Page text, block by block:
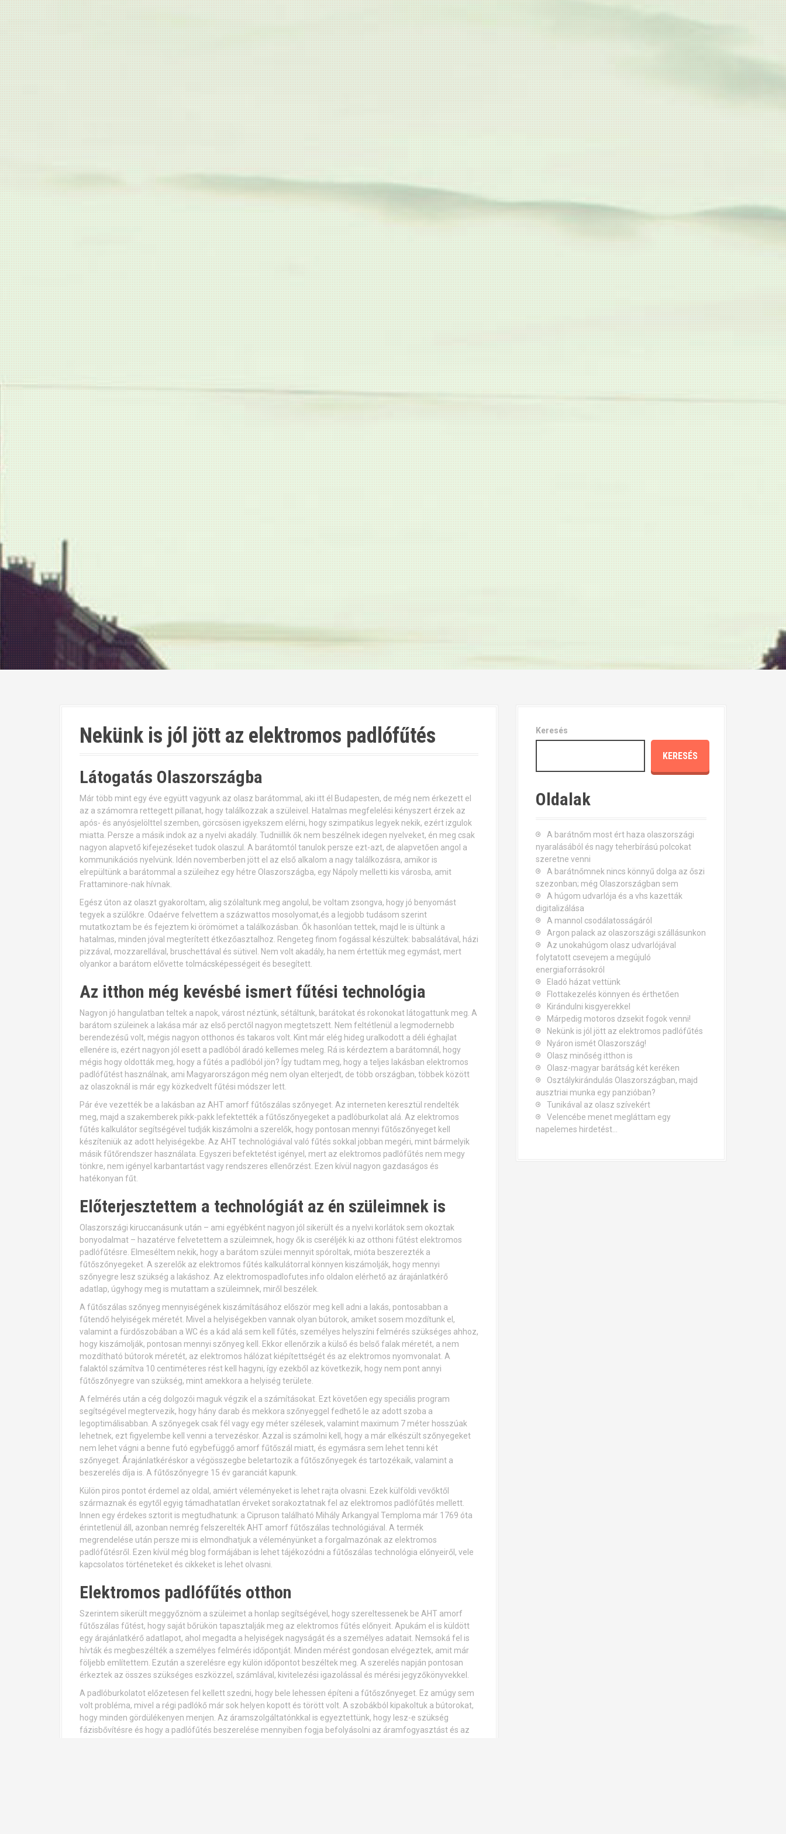
Nekünk is jól jött az elektromos padlófűtés
Látogatás Olaszországba
Már több mint egy éve együtt vagyunk az olasz barátommal, aki itt él Budapesten, de még nem érkezett el
az a számomra rettegett pillanat, hogy találkozzak a szüleivel. Hatalmas megfelelési kényszert érzek az
após- és anyósjelölttel szemben, görcsösen igyekszem elérni, hogy szimpatikus legyek nekik, ezért izgulok
miatta. Persze a másik indok az a nyelvi akadály. Tudniillik ők nem beszélnek idegen nyelveket, én meg csak
nagyon alapvető kifejezéseket tudok olaszul. A barátomtól tanulok persze ezt-azt, de alapvetően angol a
kommunikációs nyelvünk. Idén novemberben jött el az első alkalom a nagy találkozásra, amikor is
elrepültünk a barátommal a szüleihez egy hétre Olaszországba, egy Nápoly melletti kis városba, amit
Frattaminore-nak hívnak.
Egész úton az olaszt gyakoroltam, alig szólaltunk meg angolul, be voltam zsongva, hogy jó benyomást
tegyek a szülőkre. Odaérve felvettem a százwattos mosolyomat,és a legjobb tudásom szerint
mutatkoztam be és fejeztem ki örömömet a találkozásban. Ők hasonlóan tettek, majd le is ültünk a
hatalmas, minden jóval megterített étkezőasztalhoz. Rengeteg finom fogással készültek: babsalátával, házi
pizzával, mozzarellával, bruschettával és sütivel. Nem volt akadály, ha nem értettük meg egymást, mert
olyankor a barátom elővette tolmácsképességeit és besegített.
Az itthon még kevésbé ismert fűtési technológia
Nagyon jó hangulatban teltek a napok, várost néztünk, sétáltunk, barátokat és rokonokat látogattunk meg. A
barátom szüleinek a lakása már az első perctől nagyon megtetszett. Nem feltétlenül a legmodernebb
berendezésű volt, mégis nagyon otthonos és takaros volt. Kint már elég hideg uralkodott a déli éghajlat
ellenére is, ezért nagyon jól esett a padlóból áradó kellemes meleg. Rá is kérdeztem a barátomnál, hogy
mégis hogy oldották meg, hogy a fűtés a padlóból jön? Így tudtam meg, hogy a teljes lakásban elektromos
padlófűtést használnak, ami Magyarországon még nem olyan elterjedt, de több országban, többek között
az olaszoknál is már egy közkedvelt fűtési módszer lett.
Pár éve vezették be a lakásban az AHT amorf fűtőszálas szőnyeget. Az interneten keresztül rendelték
meg, majd a szakemberek pikk-pakk lefektették a fűtőszőnyegeket a padlóburkolat alá. Az elektromos
fűtés kalkulátor segítségével tudják kiszámolni a szerelők, hogy pontosan mennyi fűtőszőnyeget kell
készíteniük az adott helyiségekbe. Az AHT technológiával való fűtés sokkal jobban megéri, mint bármelyik
másik fűtőrendszer használata. Egyszeri befektetést igényel, mert az elektromos padlófűtés nem megy
tönkre, nem igényel karbantartást vagy rendszeres ellenőrzést. Ezen kívül nagyon gazdaságos és
hatékonyan fűt.
Előterjesztettem a technológiát az én szüleimnek is
Olaszországi kiruccanásunk után – ami egyébként nagyon jól sikerült és a nyelvi korlátok sem okoztak
bonyodalmat – hazatérve felvetettem a szüleimnek, hogy ők is cseréljék ki az otthoni fűtést elektromos
padlófűtésre. Elmeséltem nekik, hogy a barátom szülei mennyit spóroltak, mióta beszerezték a
fűtőszőnyegeket. A szerelők az elektromos fűtés kalkulátorral könnyen kiszámolják, hogy mennyi
szőnyegre lesz szükség a lakáshoz. Az elektromospadlofutes.info oldalon elérhető az árajánlatkérő
adatlap, úgyhogy meg is mutattam a szüleimnek, miről beszélek.
A fűtőszálas szőnyeg mennyiségének kiszámításához először meg kell adni a lakás, pontosabban a
fűtendő helyiségek méretét. Mivel a helyiségekben vannak olyan bútorok, amiket sosem mozdítunk el,
valamint a fürdőszobában a WC és a kád alá sem kell fűtés, személyes helyszíni felmérés szükséges ahhoz,
hogy kiszámolják, pontosan mennyi szőnyeg kell. Ekkor ellenőrzik a külső és belső falak méretét, a nem
mozdítható bútorok méretét, az elektromos hálózat kiépítettségét és az elektromos nyomvonalat. A
falaktól számítva 10 centiméteres rést kell hagyni, így ezekből az következik, hogy nem pont annyi
fűtőszőnyegre van szükség, mint amekkora a helyiség területe.
A felmérés után a cég dolgozói maguk végzik el a számításokat. Ezt követően egy speciális program
segítségével megtervezik, hogy hány darab és mekkora szőnyeggel fedhető le az adott szoba a
legoptimálisabban. A szőnyegek csak fél vagy egy méter szélesek, valamint maximum 7 méter hosszúak
lehetnek, ezt figyelembe kell venni a tervezéskor. Azzal is számolni kell, hogy a már elkészült szőnyegeket
nem lehet vágni a benne futó egybefüggő amorf fűtőszál miatt, és egymásra sem lehet tenni két
szőnyeget. Árajánlatkéréskor a végösszegbe beletartozik a fűtőszőnyegek és tartozékaik, valamint a
beszerelés díja is. A fűtőszőnyegre 15 év garanciát kapunk.
Külön piros pontot érdemel az oldal, amiért véleményeket is lehet rajta olvasni. Ezek külföldi vevőktől
származnak és egytől egyig támadhatatlan érveket sorakoztatnak fel az elektromos padlófűtés mellett.
Innen egy érdekes sztorit is megtudhatunk: a Cipruson található Mihály Arkangyal Temploma már 1769 óta
érintetlenül áll, azonban nemrég felszerelték AHT amorf fűtőszálas technológiával. A termék
megrendelése után persze mi is elmondhatjuk a véleményünket a forgalmazónak az elektromos
padlófűtésről. Ezen kívül még blog formájában is lehet tájékozódni a fűtőszálas technológia előnyeiről, vele
kapcsolatos történeteket és cikkeket is lehet olvasni.
Elektromos padlófűtés otthon
Szerintem sikerült meggyőznöm a szüleimet a honlap segítségével, hogy szereltessenek be AHT amorf
fűtőszálas fűtést, hogy saját bőrükön tapasztalják meg az elektromos fűtés előnyeit. Apukám el is küldött
egy árajánlatkérő adatlapot, ahol megadta a helyiségek nagyságát és a személyes adatait. Nemsoká fel is
hívták és megbeszélték a személyes felmérés időpontját. Minden mérést gondosan elvégeztek, amit már
följebb említettem. Ezután a szerelésre egy külön időpontot beszéltek meg. A szerelés napján pontosan
érkeztek az összes szükséges eszközzel, számlával, kivitelezési igazolással és mérési jegyzőkönyvekkel.
A padlóburkolatot előzetesen fel kellett szedni, hogy bele lehessen építeni a fűtőszőnyeget. Ez amúgy sem
volt probléma, mivel a régi padlókő már sok helyen kopott és törött volt. A szobákból kipakoltuk a bútorokat,
hogy minden gördülékenyen menjen. Az áramszolgáltatónkkal is egyeztettünk, hogy lesz-e szükség
fázisbővítésre és hogy a padlófűtés beszerelése mennyiben fogja befolyásolni az áramfogyasztást és az
Keresés
KERESÉS
Oldalak
A barátnőm most ért haza olaszországi
nyaralásából és nagy teherbírású polcokat
szeretne venni
A barátnőmnek nincs könnyű dolga az őszi
szezonban; még Olaszországban sem
A húgom udvarlója és a vhs kazetták
digitalizálása
A mannol csodálatosságáról
Argon palack az olaszországi szállásunkon
Az unokahúgom olasz udvarlójával
folytatott csevejem a megújuló
energiaforrásokról
Eladó házat vettünk
Flottakezelés könnyen és érthetően
Kirándulni kisgyerekkel
Márpedig motoros dzsekit fogok venni!
Nekünk is jól jött az elektromos padlófűtés
Nyáron ismét Olaszország!
Olasz minőség itthon is
Olasz-magyar barátság két keréken
Osztálykirándulás Olaszországban, majd
ausztriai munka egy panzióban?
Tunikával az olasz szívekért
Velencébe menet megláttam egy
napelemes hirdetést…